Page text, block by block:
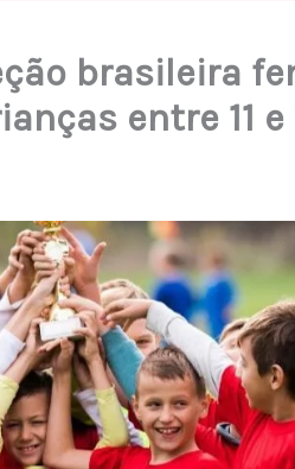
brasileira
entre 11 e